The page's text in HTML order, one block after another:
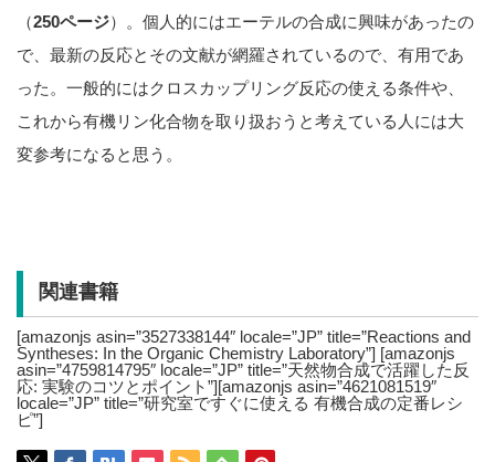
（250ページ）。個人的にはエーテルの合成に興味があったの
で、最新の反応とその文献が網羅されているので、有用であ
った。一般的にはクロスカップリング反応の使える条件や、
これから有機リン化合物を取り扱おうと考えている人には大
変参考になると思う。
関連書籍
[amazonjs asin=”3527338144″ locale=”JP” title=”Reactions and
Syntheses: In the Organic Chemistry Laboratory”] [amazonjs
asin=”4759814795″ locale=”JP” title=”天然物合成で活躍した反
応: 実験のコツとポイント”][amazonjs asin=”4621081519″
locale=”JP” title=”研究室ですぐに使える 有機合成の定番レシ
ピ”]